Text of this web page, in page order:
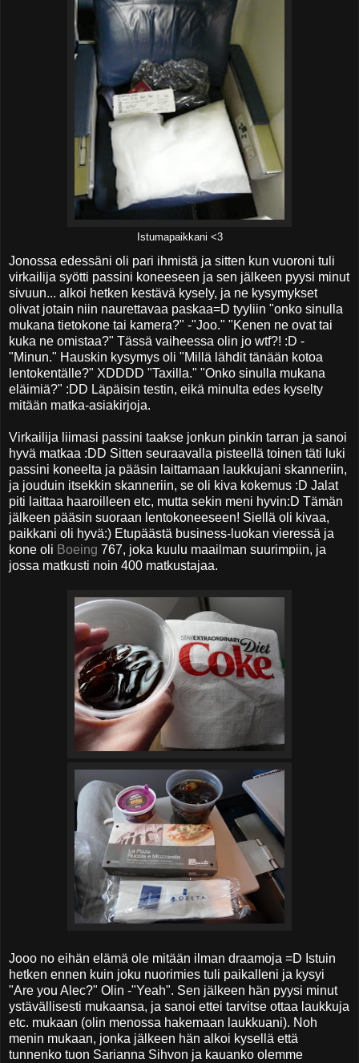
Istumapaikkani <3
Jonossa edessäni oli pari ihmistä ja sitten kun vuoroni tuli
virkailija syötti passini koneeseen ja sen jälkeen pyysi minut
sivuun... alkoi hetken kestävä kysely, ja ne kysymykset
olivat jotain niin naurettavaa paskaa=D tyyliin "onko sinulla
mukana tietokone tai kamera?" -"Joo." "Kenen ne ovat tai
kuka ne omistaa?" Tässä vaiheessa olin jo wtf?! :D -
"Minun." Hauskin kysymys oli "Millä lähdit tänään kotoa
lentokentälle?" XDDDD "Taxilla." "Onko sinulla mukana
eläimiä?" :DD Läpäisin testin, eikä minulta edes kyselty
mitään matka-asiakirjoja.
Virkailija liimasi passini taakse jonkun pinkin tarran ja sanoi
hyvä matkaa :DD Sitten seuraavalla pisteellä toinen täti luki
passini koneelta ja pääsin laittamaan laukkujani skanneriin,
ja jouduin itsekkin skanneriin, se oli kiva kokemus :D Jalat
piti laittaa haaroilleen etc, mutta sekin meni hyvin:D Tämän
jälkeen pääsin suoraan lentokoneeseen! Siellä oli kivaa,
paikkani oli hyvä:) Etupäästä business-luokan vieressä ja
kone oli Boeing 767, joka kuulu maailman suurimpiin, ja
jossa matkusti noin 400 matkustajaa.
Jooo no eihän elämä ole mitään ilman draamoja =D Istuin
hetken ennen kuin joku nuorimies tuli paikalleni ja kysyi
"Are you Alec?" Olin -"Yeah". Sen jälkeen hän pyysi minut
ystävällisesti mukaansa, ja sanoi ettei tarvitse ottaa laukkuja
etc. mukaan (olin menossa hakemaan laukkuani). Noh
menin mukaan, jonka jälkeen hän alkoi kysellä että
tunnenko tuon Sarianna Sihvon ja kauanko olemme